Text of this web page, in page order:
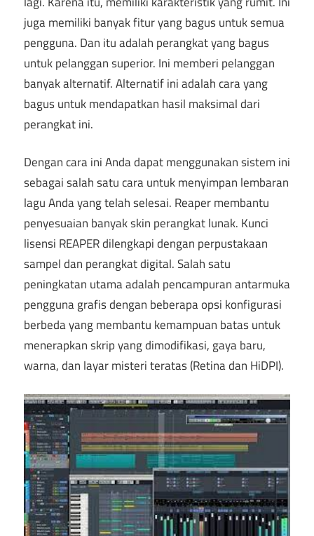
juga memiliki banyak fitur yang bagus untuk semua
pengguna. Dan itu adalah perangkat yang bagus
untuk pelanggan superior. Ini memberi pelanggan
banyak alternatif. Alternatif ini adalah cara yang
bagus untuk mendapatkan hasil maksimal dari
perangkat ini.
Dengan cara ini Anda dapat menggunakan sistem ini
sebagai salah satu cara untuk menyimpan lembaran
lagu Anda yang telah selesai. Reaper membantu
penyesuaian banyak skin perangkat lunak. Kunci
lisensi REAPER dilengkapi dengan perpustakaan
sampel dan perangkat digital. Salah satu
peningkatan utama adalah pencampuran antarmuka
pengguna grafis dengan beberapa opsi konfigurasi
berbeda yang membantu kemampuan batas untuk
menerapkan skrip yang dimodifikasi, gaya baru,
warna, dan layar misteri teratas (Retina dan HiDPI).